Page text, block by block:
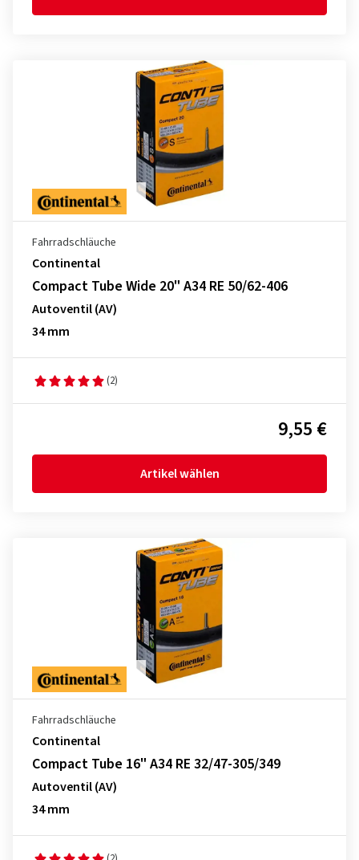
Fahrradschläuche
Continental
Compact Tube Wide 20" A34 RE 50/62-406
Autoventil (AV)
34 mm
(2)
9,55 €
Artikel wählen
Fahrradschläuche
Continental
Compact Tube 16" A34 RE 32/47-305/349
Autoventil (AV)
34 mm